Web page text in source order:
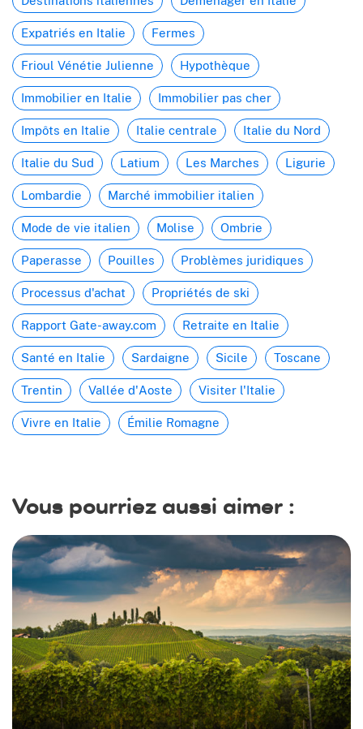
Expatriés en Italie Fermes
Frioul Vénétie Julienne Hypothèque
Immobilier en Italie Immobilier pas cher
Impôts en Italie Italie centrale Italie du Nord
Italie du Sud Latium Les Marches Ligurie
Lombardie Marché immobilier italien
Mode de vie italien Molise Ombrie
Paperasse Pouilles Problèmes juridiques
Processus d'achat Propriétés de ski
Rapport Gate-away.com Retraite en Italie
Santé en Italie Sardaigne Sicile Toscane
Trentin Vallée d'Aoste Visiter l'Italie
Vivre en Italie Émilie Romagne
Vous pourriez aussi aimer :